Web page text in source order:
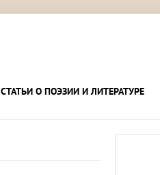
СТАТЬИ О ПОЭЗИИ И ЛИТЕРАТУРЕ